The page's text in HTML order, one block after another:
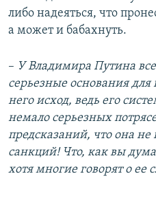
либо надеяться, что
а может и бабахнуть.
– У Владимира Путина
серьезные основания
него исход, ведь его
немало серьезных
предсказаний, что она
санкций! Что, как вы
хотя многие говорят о ее